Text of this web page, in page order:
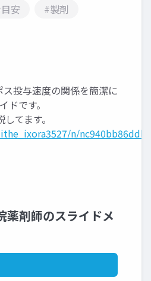
安
#製剤
投与速度の関係を簡潔に
ドです。
てます。
n/nc940bb86ddb3
薬剤師のスライドメ